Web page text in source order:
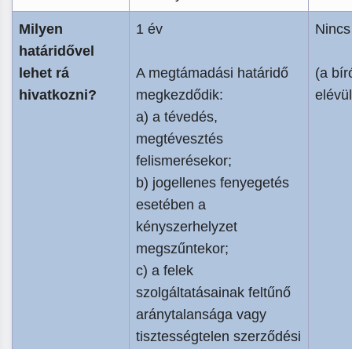
Milyen
határidővel
lehet rá
hivatkozni?
1 év
A megtámadási határidő
megkezdődik:
a) a tévedés,
megtévesztés
felismerésekor;
b) jogellenes fenyegetés
esetében a
kényszerhelyzet
megszűntekor;
c) a felek
szolgáltatásainak feltűnő
aránytalansága vagy
tisztességtelen szerződési
(a